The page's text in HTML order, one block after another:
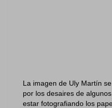
La imagen de Uly Martín
por los desaires de
estar fotografiando los